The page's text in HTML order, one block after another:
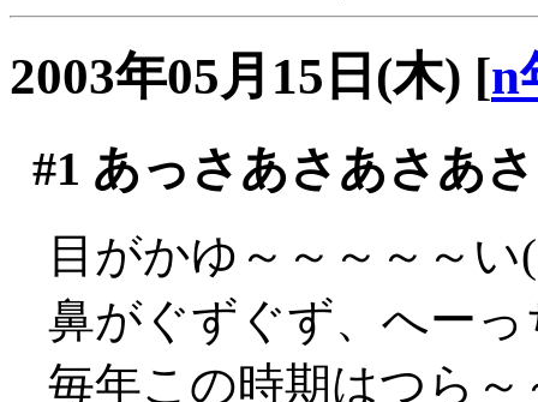
2003年05月15日(木) [n
#1 あっさあさあさあ
目がかゆ～～～～～い
鼻がぐずぐず、へー
毎年この時期はつら～